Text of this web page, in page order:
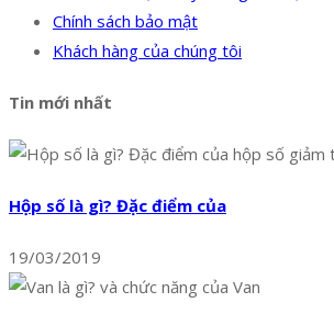
Chính sách bảo mật
Khách hàng của chúng tôi
Tin mới nhất
Hộp số là gì? Đặc điểm của
19/03/2019